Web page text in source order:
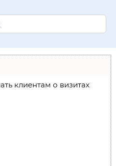
клиентам о визитах